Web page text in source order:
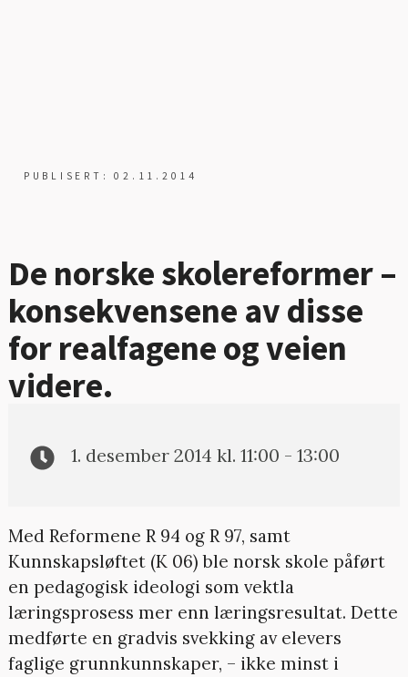
PUBLISERT: 02.11.2014
De norske skolereformer –
konsekvensene av disse
for realfagene og veien
videre.
1. desember 2014 kl. 11:00 - 13:00
Med Reformene R 94 og R 97, samt
Kunnskapsløftet (K 06) ble norsk skole påført
en pedagogisk ideologi som vektla
læringsprosess mer enn læringsresultat. Dette
medførte en gradvis svekking av elevers
faglige grunnkunnskaper, – ikke minst i